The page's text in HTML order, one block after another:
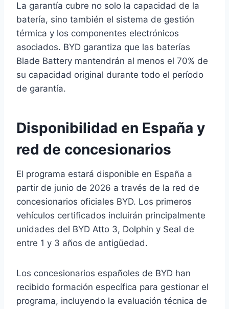
La garantía cubre no solo la capacidad de la
batería, sino también el sistema de gestión
térmica y los componentes electrónicos
asociados. BYD garantiza que las baterías
Blade Battery mantendrán al menos el 70% de
su capacidad original durante todo el período
de garantía.
Disponibilidad en España y
red de concesionarios
El programa estará disponible en España a
partir de junio de 2026 a través de la red de
concesionarios oficiales BYD. Los primeros
vehículos certificados incluirán principalmente
unidades del BYD Atto 3, Dolphin y Seal de
entre 1 y 3 años de antigüedad.
Los concesionarios españoles de BYD han
recibido formación específica para gestionar el
programa, incluyendo la evaluación técnica de